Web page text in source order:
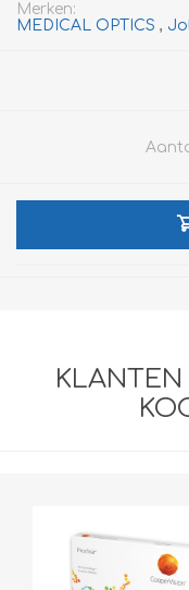
Merken:
MEDICAL OPTICS ,